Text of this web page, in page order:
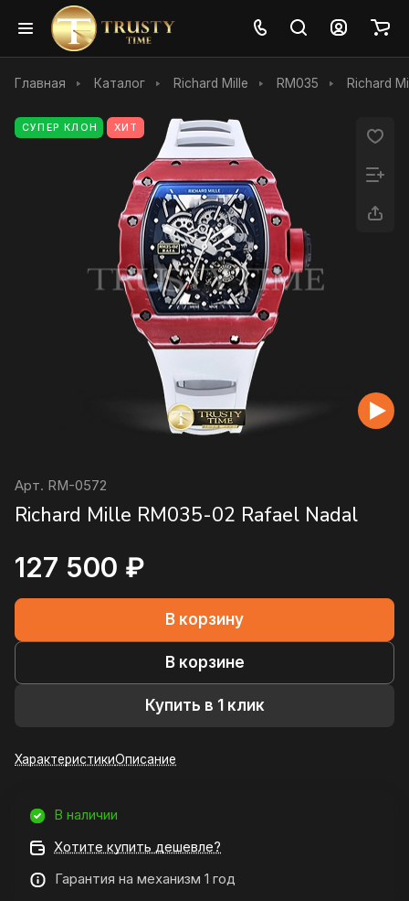
Главная Каталог Richard Mille RM035 Richard
СУПЕР КЛОН ХИТ
Арт. RM-0572
Richard Mille RM035-02 Rafael Nadal
127 500 ₽
В корзину
В корзине
Купить в 1 клик
ХарактеристикиОписание
В наличии
Хотите купить дешевле?
Гарантия на механизм 1 год